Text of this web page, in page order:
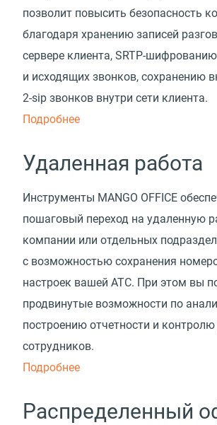
позволит повысить безопасность
благодаря хранению записей
сервере клиента, SRTP-
и исходящих звонков, сохранению
2-sip звонков внутри сети клиента.
Подробнее
Удаленная работа
Инструменты MANGO OFFICE
пошаговый переход на удаленную
компании или отдельных
с возможностью сохранения
настроек вашей АТС. При этом вы
продвинутые возможности по
построению отчетности и
сотрудников.
Подробнее
Распределенный